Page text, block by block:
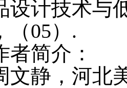
设计技术与
（05）.
简介：
，河北美